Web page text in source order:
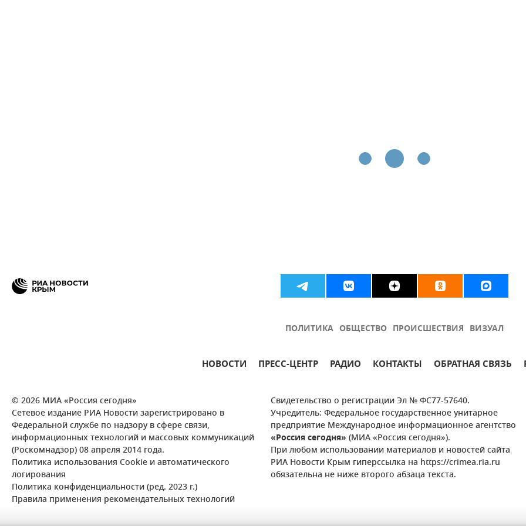
ПОЛИТИКА ОБЩЕСТВО ПРОИСШЕСТВИЯ ВИЗУАЛ
НОВОСТИ ПРЕСС-ЦЕНТР РАДИО КОНТАКТЫ ОБРАТНАЯ СВЯЗЬ
© 2026 МИА «Россия сегодня»
Сетевое издание РИА Новости зарегистрировано в
Федеральной службе по надзору в сфере связи,
информационных технологий и массовых коммуникаций
(Роскомнадзор) 08 апреля 2014 года.
Политика использования Cookie и автоматического
логирования
Политика конфиденциальности (ред. 2023 г.)
Правила применения рекомендательных технологий
Свидетельство о регистрации Эл № ФС77-57640.
Учредитель: Федеральное государственное унитарное
предприятие Международное информационное агентство
«Россия сегодня» (МИА «Россия сегодня»).
При любом использовании материалов и новостей сайта
РИА Новости Крым гиперссылка на https://crimea.ria.ru
обязательна не ниже второго абзаца текста.